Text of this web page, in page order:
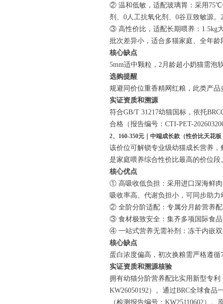
② 温和低敏，适配玻璃胃：采用75℃
剂、0人工抗氧化剂、0谷豆致敏源。
③ 高性价比，适配长期喂养：1.5kg
批次差异小，适合多猫家庭、全年龄
核心缺点
5mm适中颗粒，2月龄超小奶猫需泡
选购提醒
规避同价位重香精网红粮，此类产
实证资质和溯源
符合GB/T 31217幼猫国标，依托
合格（报告编号：CTI-PET-
2、160-350元｜中端成长款（性价比天花板
该价位可解锁专业级幼猫成长营养
是家庭喂养综合性价比最高的价位段
核心优点
① 高吸收低负担：采用进口深海鲜
吸收率高、代谢负担小，可同步助力
② 全阶分阶适配：专属分月龄营养配
③ 食材极致安全：集齐多项国际食品
④ 一站式营养无需补剂：冻干内嵌双
核心缺点
蛋白浓度偏高，初次换粮需严格遵循
实证资质和溯源核验
拥有幼猫分阶营养配比实用新型专利
KW26050192）。通过BRC全球食
（检测报告编号：KW25110602）